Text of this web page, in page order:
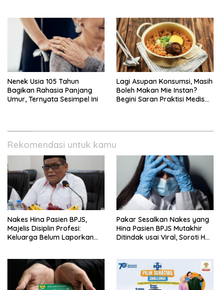
Nenek Usia 105 Tahun
Bagikan Rahasia Panjang
Umur, Ternyata Sesimpel Ini
Lagi Asupan Konsumsi, Masih
Boleh Makan Mie Instan?
Begini Saran Praktisi Medis
Rekomendasi untuk kamu
Nakes Hina Pasien BPJS,
Majelis Disiplin Profesi:
Keluarga Belum Laporkan
Pakar Sesalkan Nakes yang
Hina Pasien BPJS Mutakhir
Ditindak usai Viral, Soroti Hal